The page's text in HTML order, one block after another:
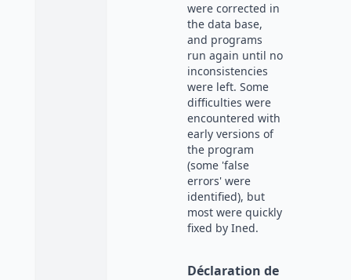
were corrected in
the data base,
and programs
run again until no
inconsistencies
were left. Some
difficulties were
encountered with
early versions of
the program
(some 'false
errors' were
identified), but
most were quickly
fixed by Ined.
Déclaration de